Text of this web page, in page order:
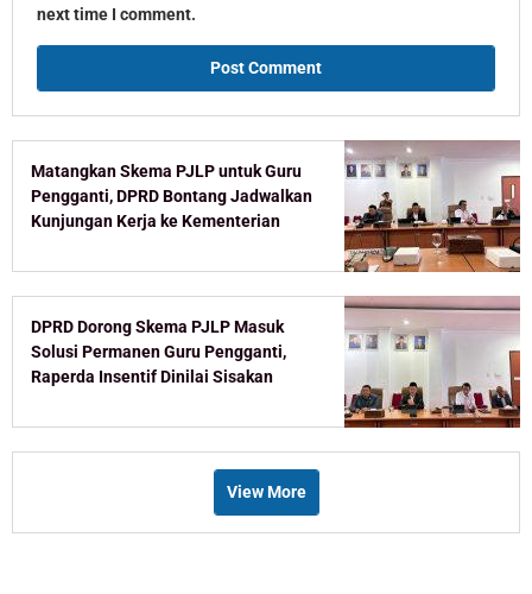
next time I comment.
Matangkan Skema PJLP untuk Guru
Pengganti, DPRD Bontang Jadwalkan
Kunjungan Kerja ke Kementerian
DPRD Dorong Skema PJLP Masuk
Solusi Permanen Guru Pengganti,
Raperda Insentif Dinilai Sisakan
View More